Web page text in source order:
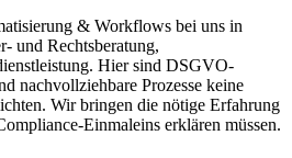
& Workflows bei uns in
und Rechtsberatung,
Hier sind DSGVO-
nachvollziehbare Prozesse keine
Wir bringen die nötige Erfahrung
Einmaleins erklären müssen.